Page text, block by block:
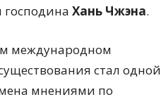
господина Хань Чжэна.
международном
стал одной
мнениями по